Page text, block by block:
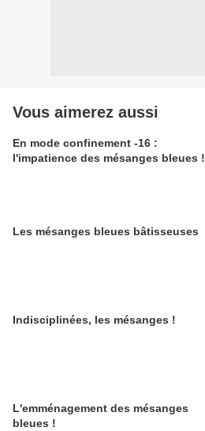
Vous aimerez aussi
En mode confinement -16 :
l'impatience des mésanges bleues !
Les mésanges bleues bâtisseuses
Indisciplinées, les mésanges !
L'emménagement des mésanges
bleues !